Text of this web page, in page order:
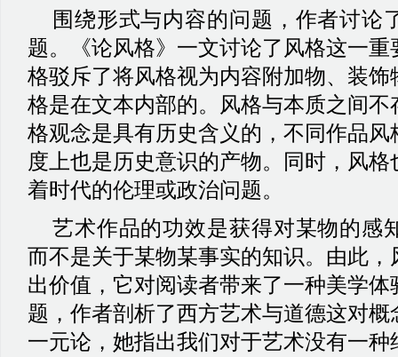
围绕形式与内容的问题，作者讨论
题。《论风格》一文讨论了风格这一
格驳斥了将风格视为内容附加物、装
格是在文本内部的。风格与本质之间
格观念是具有历史含义的，不同作品
度上也是历史意识的产物。同时，风
着时代的伦理或政治问题。
艺术作品的功效是获得对某物的感
而不是关于某物某事实的知识。由此
出价值，它对阅读者带来了一种美学
题，作者剖析了西方艺术与道德这对
一元论，她指出我们对于艺术没有一